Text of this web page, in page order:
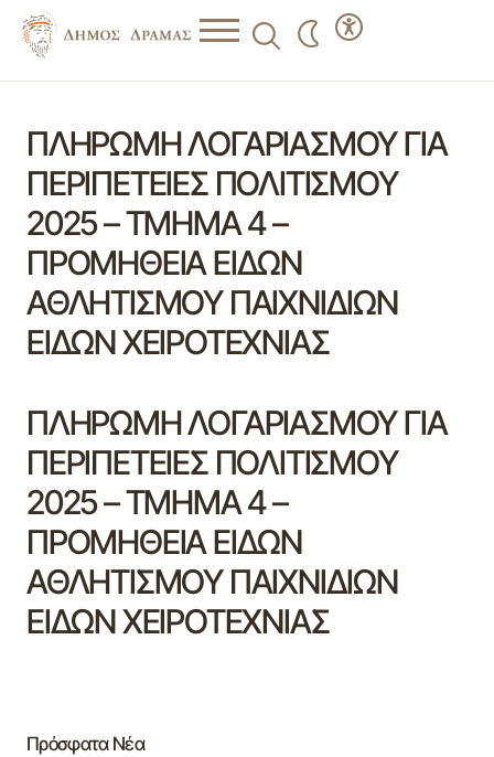
ΠΛΗΡΩΜΗ ΛΟΓΑΡΙΑΣΜΟΥ ΓΙΑ
ΠΕΡΙΠΕΤΕΙΕΣ ΠΟΛΙΤΙΣΜΟΥ
2025 – ΤΜΗΜΑ 4 –
ΠΡΟΜΗΘΕΙΑ ΕΙΔΩΝ
ΑΘΛΗΤΙΣΜΟΥ ΠΑΙΧΝΙΔΙΩΝ
ΕΙΔΩΝ ΧΕΙΡΟΤΕΧΝΙΑΣ
ΠΛΗΡΩΜΗ ΛΟΓΑΡΙΑΣΜΟΥ ΓΙΑ
ΠΕΡΙΠΕΤΕΙΕΣ ΠΟΛΙΤΙΣΜΟΥ
2025 – ΤΜΗΜΑ 4 –
ΠΡΟΜΗΘΕΙΑ ΕΙΔΩΝ
ΑΘΛΗΤΙΣΜΟΥ ΠΑΙΧΝΙΔΙΩΝ
ΕΙΔΩΝ ΧΕΙΡΟΤΕΧΝΙΑΣ
Πρόσφατα Νέα